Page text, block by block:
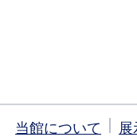
当館について 展